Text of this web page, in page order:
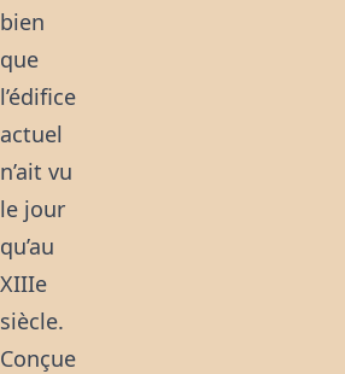
bien
que
l’édifice
actuel
n’ait vu
le jour
qu’au
XIIIe
siècle.
Conçue